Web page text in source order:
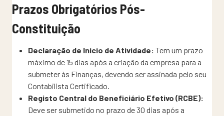
Prazos Obrigatórios Pós-
Constituição
Declaração de Início de Atividade: Tem um prazo
máximo de 15 dias após a criação da empresa para a
submeter às Finanças, devendo ser assinada pelo seu
Contabilista Certificado.
Registo Central do Beneficiário Efetivo (RCBE):
Deve ser submetido no prazo de 30 dias após a